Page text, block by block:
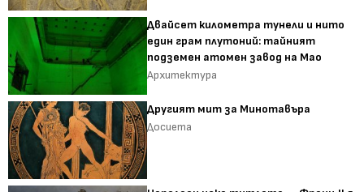
Двайсет километра тунели и нито
един грам плутоний: тайният
подземен атомен завод на Мао
Архитектура
Другият мит за Минотавъра
Досиета